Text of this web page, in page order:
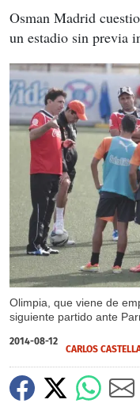
Osman Madrid
un estadio sin previa
Olimpia, que viene de
siguiente partido ante
2014-08-12
CARLOS